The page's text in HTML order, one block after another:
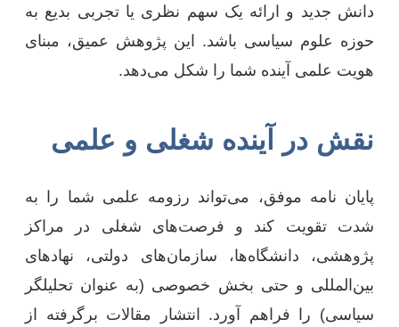
دانش جدید و ارائه یک سهم نظری یا تجربی بدیع به
حوزه علوم سیاسی باشد. این پژوهش عمیق، مبنای
هویت علمی آینده شما را شکل می‌دهد.
نقش در آینده شغلی و علمی
پایان نامه موفق، می‌تواند رزومه علمی شما را به
شدت تقویت کند و فرصت‌های شغلی در مراکز
پژوهشی، دانشگاه‌ها، سازمان‌های دولتی، نهادهای
بین‌المللی و حتی بخش خصوصی (به عنوان تحلیلگر
سیاسی) را فراهم آورد. انتشار مقالات برگرفته از